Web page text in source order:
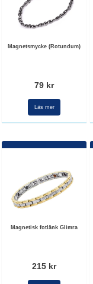
Magnetsmycke (Rotundum)
79 kr
Läs mer
Magnetisk fotlänk Glimra
215 kr